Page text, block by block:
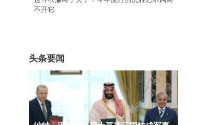
不开它
头条要闻